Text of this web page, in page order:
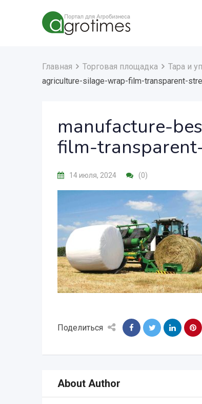
Главная Торговая площадка Тара и
agriculture-silage-wrap-film-transparent-
manufacture-
film-
14 июля, 2024 (0)
Поделиться
About Author